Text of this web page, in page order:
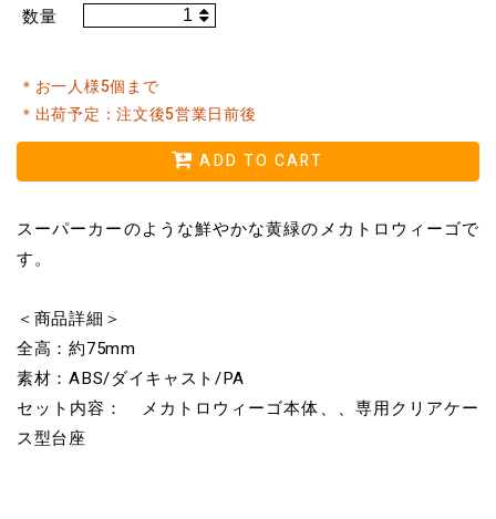
数量
＊お一人様5個まで
＊出荷予定：注文後5営業日前後
ADD TO CART
スーパーカーのような鮮やかな黄緑のメカトロウィーゴで
す。
＜商品詳細＞
全高：約75mm
素材：ABS/ダイキャスト/PA
セット内容： メカトロウィーゴ本体、、専用クリアケー
ス型台座